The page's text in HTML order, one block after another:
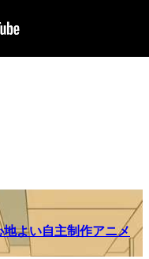
よい自主制作アニメ